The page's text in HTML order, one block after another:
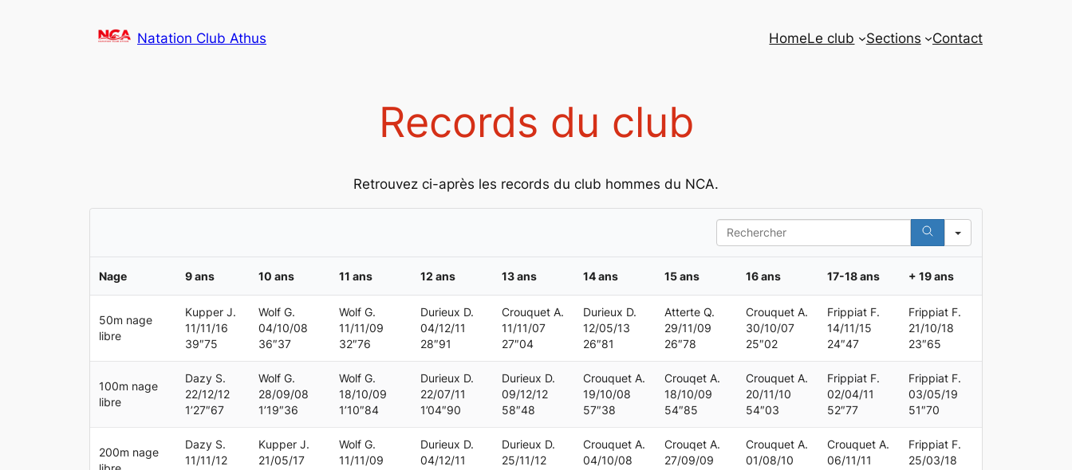
Natation Club Athus HomeLe club Sections Contact
Records du club
Retrouvez ci-après les records du club hommes du NCA.
Search
Nage 9 ans 10 ans 11 ans 12 ans 13 ans 14 ans 15 ans 16 ans 17-18 ans + 19 ans
50m nage
libre
Kupper J.
11/11/16
39″75
Wolf G.
04/10/08
36″37
Wolf G.
11/11/09
32″76
Durieux D.
04/12/11
28″91
Crouquet A.
11/11/07
27″04
Durieux D.
12/05/13
26″81
Atterte Q.
29/11/09
26″78
Crouquet A.
30/10/07
25″02
Frippiat F.
14/11/15
24″47
Frippiat F.
21/10/18
23″65
100m nage
libre
Dazy S.
22/12/12
1’27″67
Wolf G.
28/09/08
1’19″36
Wolf G.
18/10/09
1’10″84
Durieux D.
22/07/11
1’04″90
Durieux D.
09/12/12
58″48
Crouquet A.
19/10/08
57″38
Crouqet A.
18/10/09
54″85
Crouquet A.
20/11/10
54″03
Frippiat F.
02/04/11
52″77
Frippiat F.
03/05/19
51″70
200m nage
Dazy S.
11/11/12
Kupper J.
21/05/17
Wolf G.
11/11/09
Durieux D.
04/12/11
Durieux D.
25/11/12
Crouquet A.
04/10/08
Crouqet A.
27/09/09
Crouquet A.
01/08/10
Crouquet A.
06/11/11
Frippiat F.
25/03/18